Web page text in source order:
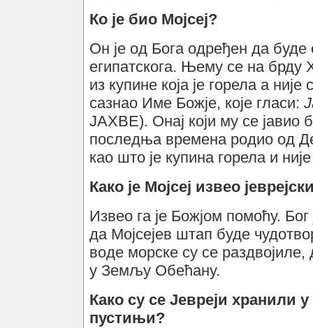
Ко је био Мојсеј?
Он је од Бога одређен да
египатскога. Њему се на брду
из купине која је горела а
сазнао Име Божје, које гласи:
ЈАХВЕ). Онај који му се јавио
последња времена родио од
као што је купина горела и
Како је Мојсеј извео
Извео га је Божјом помоћу.
да Мојсејев штап буде
воде морске су се раздвојиле,
у Земљу Обећану.
Како су се Јевреји хранили
пустињи?